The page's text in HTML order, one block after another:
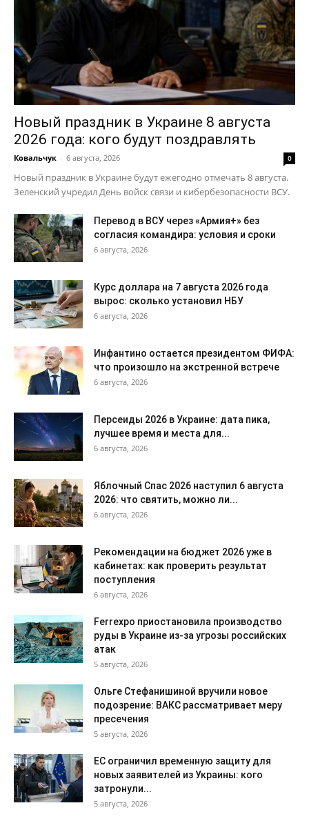
Новый праздник в Украине 8 августа
2026 года: кого будут поздравлять
Ковальчук - 6 августа, 2026 0
Новый праздник в Украине будут ежегодно отмечать 8 августа.
Зеленский учредил День войск связи и кибербезопасности ВСУ.
Перевод в ВСУ через «Армия+» без
согласия командира: условия и сроки
6 августа, 2026
Курс доллара на 7 августа 2026 года
вырос: сколько установил НБУ
6 августа, 2026
Инфантино остается президентом ФИФА:
что произошло на экстренной встрече
6 августа, 2026
Персеиды 2026 в Украине: дата пика,
лучшее время и места для...
6 августа, 2026
Яблочный Спас 2026 наступил 6 августа
2026: что святить, можно ли...
6 августа, 2026
Рекомендации на бюджет 2026 уже в
кабинетах: как проверить результат
поступления
6 августа, 2026
Ferrexpo приостановила производство
руды в Украине из-за угрозы российских
атак
5 августа, 2026
Ольге Стефанишиной вручили новое
подозрение: ВАКС рассматривает меру
пресечения
5 августа, 2026
ЕС ограничил временную защиту для
новых заявителей из Украины: кого
затронули...
5 августа, 2026